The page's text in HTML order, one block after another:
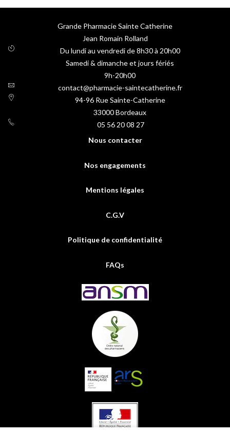
Grande Pharmacie Sainte Catherine
Jean Romain Rolland
Du lundi au vendredi de 8h30 à 20h00
Samedi & dimanche et jours fériés
9h-20h00
contact@pharmacie-saintecatherine.fr
94-96 Rue Sainte-Catherine
33000Bordeaux
05 56 20 08 27
Nous contacter
Nos engagements
Mentions légales
C.G.V
Politique de confidentialité
FAQs